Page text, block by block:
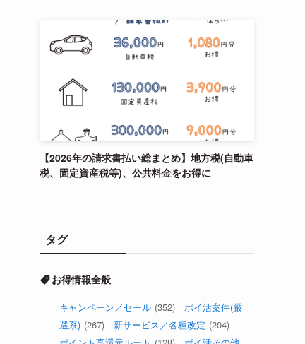
【2026年の請求書払い総まとめ】地方税(自動車
税、固定資産税等)、公共料金をお得に
タグ
お得情報全般
キャンペーン／セール (352)
ポイ活案件(厳
選系) (267) 新サービス／各種改定 (204)